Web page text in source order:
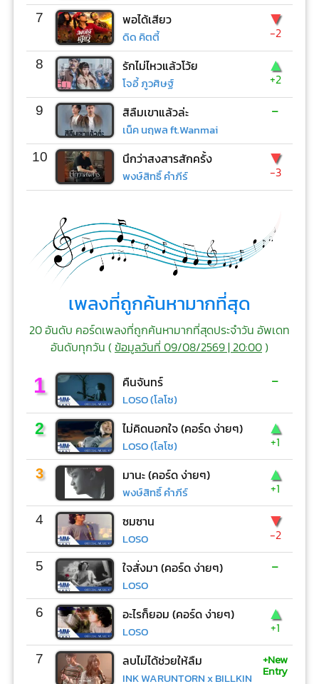
7 พอได้เสียว
ดิด คิตตี้
▼
-2
8 รักไม่ไหวแล้วโว้ย
โจอี้ ภูวศิษฐ์
▲
+2
9 สิลืมเขาแล้วล่ะ
เน็ค นฤพล ft.Wanmai
-
10 นึกว่าสงสารสักครั้ง
พงษ์สิทธิ์ คำภีร์
▼
-3
เพลงที่ถูกค้นหามากที่สุด
20 อันดับ คอร์ดเพลงที่ถูกค้นหามากที่สุดประจำวัน อัพเดท
อันดับทุกวัน (ข้อมูลวันที่ 09/08/2569 | 20:00)
1 คืนจันทร์
LOSO (โลโซ)
-
2 ไม่คิดนอกใจ (คอร์ด ง่ายๆ)
LOSO (โลโซ)
▲
+1
3 มานะ (คอร์ด ง่ายๆ)
พงษ์สิทธิ์ คำภีร์
▲
+1
4 ซมซาน
LOSO
▼
-2
5 ใจสั่งมา (คอร์ด ง่ายๆ)
LOSO
-
6 อะไรก็ยอม (คอร์ด ง่ายๆ)
LOSO
▲
+1
7 ลบไม่ได้ช่วยให้ลืม
INK WARUNTORN x BILLKIN
+New
Entry